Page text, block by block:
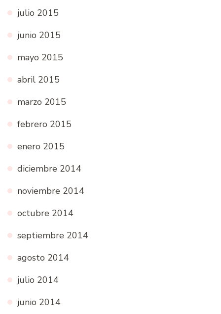
julio 2015
junio 2015
mayo 2015
abril 2015
marzo 2015
febrero 2015
enero 2015
diciembre 2014
noviembre 2014
octubre 2014
septiembre 2014
agosto 2014
julio 2014
junio 2014